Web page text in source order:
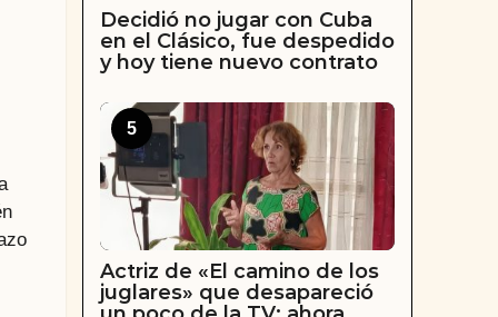
Decidió no jugar con Cuba
en el Clásico, fue despedido
y hoy tiene nuevo contrato
5
Actriz de «El camino de los
juglares» que desapareció